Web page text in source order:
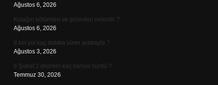
Ağustos 6, 2026
Kulağın bölümleri ve görevleri nelerdir ?
Ağustos 6, 2026
8 km yol kaç dakika sürer arabayla ?
Ağustos 3, 2026
6 Şubat 2 deprem kaç saniye sürdü ?
Temmuz 30, 2026